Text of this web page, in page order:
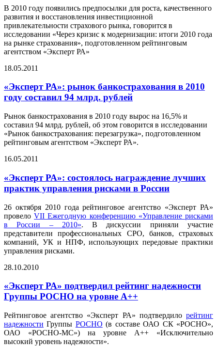
В 2010 году появились предпосылки для роста, качественного
развития и восстановления инвестиционной
привлекательности страхового рынка, говорится в
исследовании «Через кризис к модернизации: итоги 2010 года
на рынке страхования», подготовленном рейтинговым
агентством «Эксперт РА»
18.05.2011
«Эксперт РА»: рынок банкострахования в 2010
году составил 94 млрд. рублей
Рынок банкострахования в 2010 году вырос на 16,5% и
составил 94 млрд. рублей, об этом говорится в исследовании
«Рынок банкострахования: перезагрузка», подготовленном
рейтинговым агентством «Эксперт РА».
16.05.2011
«Эксперт РА»: cостоялось награждение лучших
практик управления рисками в России
26 октября 2010 года рейтинговое агентство «Эксперт РА»
провелоVII Ежегодную конференцию «Управление рисками
в России – 2010». В дискуссии приняли участие
представители профессиональных СРО, банков, страховых
компаний, УК и НПФ, использующих передовые практики
управления рисками.
28.10.2010
«Эксперт РА» подтвердил рейтинг надежности
Группы РОСНО на уровне А++
Рейтинговое агентство «Эксперт РА» подтвердило рейтинг
надежности Группы РОСНО (в составе ОАО СК «РОСНО»,
ОАО «РОСНО-МС») на уровне А++ «Исключительно
высокий уровень надежности».